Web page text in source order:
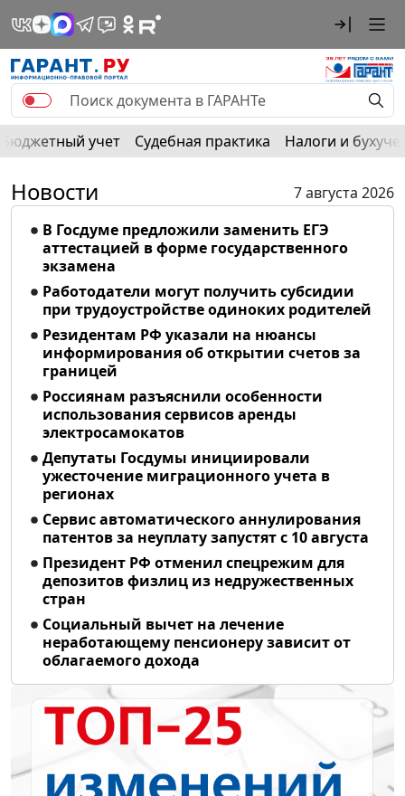
Бюджетный учет Судебная практика Налоги и
Новости
7 августа 2026
В Госдуме предложили заменить ЕГЭ
аттестацией в форме государственного
экзамена
Работодатели могут получить субсидии
при трудоустройстве одиноких родителей
Резидентам РФ указали на нюансы
информирования об открытии счетов за
границей
Россиянам разъяснили особенности
использования сервисов аренды
электросамокатов
Депутаты Госдумы инициировали
ужесточение миграционного учета в
регионах
Сервис автоматического аннулирования
патентов за неуплату запустят с 10 августа
Президент РФ отменил спецрежим для
депозитов физлиц из недружественных
стран
Социальный вычет на лечение
неработающему пенсионеру зависит от
облагаемого дохода